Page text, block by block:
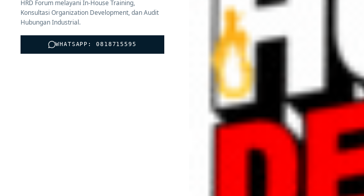
HRD Forum melayani In-House Training,
Konsultasi Organization Development, dan Audit
Hubungan Industrial.
WHATSAPP: 0818715595